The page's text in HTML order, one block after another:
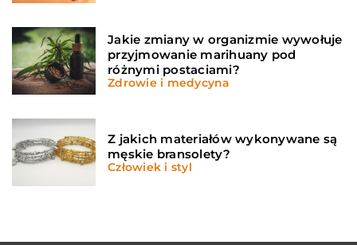
Jakie zmiany w organizmie wywołuje
przyjmowanie marihuany pod
różnymi postaciami?
Zdrowie i medycyna
Z jakich materiałów wykonywane są
męskie bransolety?
Człowiek i styl